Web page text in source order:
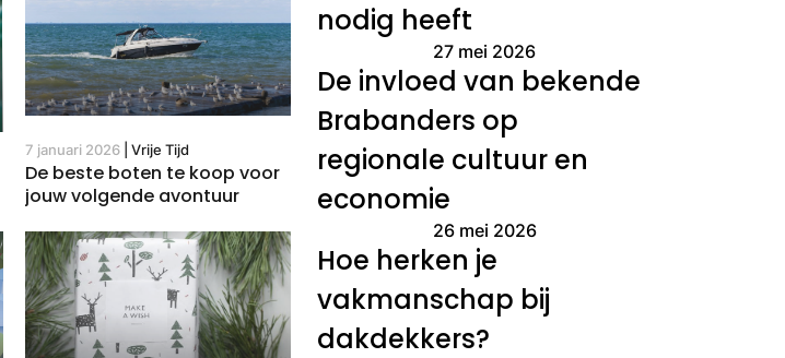
7 januari 2026| Vrije Tijd
De beste boten te koop voor
jouw volgende avontuur
nodig heeft
27 mei 2026
De invloed van bekende
Brabanders op
regionale cultuur en
economie
26 mei 2026
Hoe herken je
vakmanschap bij
dakdekkers?